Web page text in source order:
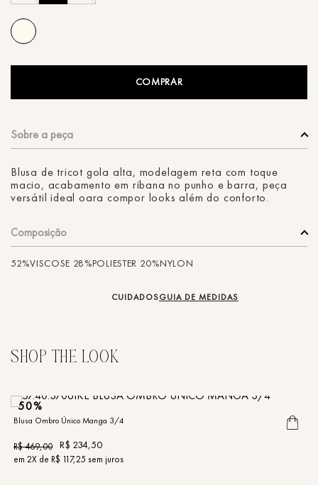
COMPRAR
Blusa de tricot gola alta, modelagem reta com toque
macio, acabamento em ribana no punho e barra, peça
versátil ideal oara compor looks além do conforto.
Composição
52%VISCOSE 28%POLIESTER 20%NYLON
CUIDADOSGUIA DE MEDIDAS
50%
Blusa Ombro Único Manga 3/4
R$469,00 R$ 234,50
em 2X de R$ 117,25 sem juros